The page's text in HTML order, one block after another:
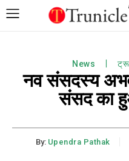
News
नव संसदस्य
संसद का
By: Upendra Pathak